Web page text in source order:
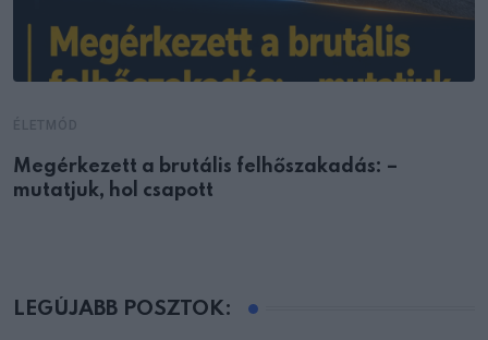
Megérkezett a brutális felhőszakadás: –
mutatjuk, hol csapott
LEGÚJABB POSZTOK: